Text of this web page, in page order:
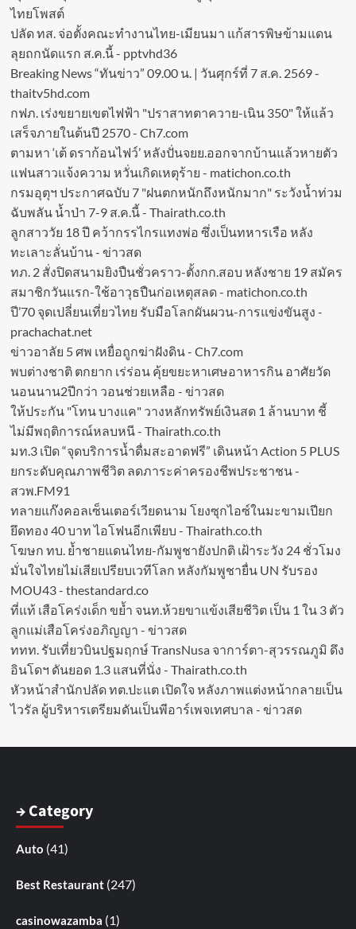
ไทยโพสต์
ปลัด ทส. จ่อตั้งคณะทำงานไทย-เมียนมา แก้สารพิษข้ามแดน
ลุยถกนัดแรก ส.ค.นี้ - pptvhd36
Breaking News “ทันข่าว” 09.00 น. | วันศุกร์ที่ 7 ส.ค. 2569 -
thaitv5hd.com
กฟภ. เร่งขยายเขตไฟฟ้า "ปราสาทตาควาย-เนิน 350" ให้แล้ว
เสร็จภายในต้นปี 2570 - Ch7.com
ตามหา ‘เต้ ดราก้อนไฟว์’ หลังปั่นจยย.ออกจากบ้านแล้วหายตัว
แฟนสาวแจ้งความ หวั่นเกิดเหตุร้าย - matichon.co.th
กรมอุตุฯ ประกาศฉบับ 7 "ฝนตกหนักถึงหนักมาก" ระวังน้ำท่วม
ฉับพลัน น้ำป่า 7-9 ส.ค.นี้ - Thairath.co.th
ลูกสาววัย 18 ปี คว้ากรรไกรแทงพ่อ ซึ่งเป็นทหารเรือ หลัง
ทะเลาะลั่นบ้าน - ข่าวสด
ทภ. 2 สั่งปิดสนามยิงปืนชั่วคราว-ตั้งกก.สอบ หลังชาย 19 สมัคร
สมาชิกวันแรก-ใช้อาวุธปืนก่อเหตุสลด - matichon.co.th
ปี’70 จุดเปลี่ยนเที่ยวไทย รับมือโลกผันผวน-การแข่งขันสูง -
prachachat.net
ข่าวอาลัย 5 ศพ เหยื่อถูกฆ่าฝังดิน - Ch7.com
พบต่างชาติ ตกยาก เร่ร่อน คุ้ยขยะหาเศษอาหารกิน อาศัยวัด
นอนนาน2ปีกว่า วอนช่วยเหลือ - ข่าวสด
ให้ประกัน "โทน บางแค" วางหลักทรัพย์เงินสด 1 ล้านบาท ชี้
ไม่มีพฤติการณ์หลบหนี - Thairath.co.th
มท.3 เปิด “จุดบริการน้ำดื่มสะอาดฟรี” เดินหน้า Action 5 PLUS
ยกระดับคุณภาพชีวิต ลดภาระค่าครองชีพประชาชน -
สวพ.FM91
ทลายแก๊งคอลเซ็นเตอร์เวียดนาม โยงซุกไอซ์ในมะขามเปียก
ยึดทอง 40 บาท ไอโฟนอีกเพียบ - Thairath.co.th
โฆษก ทบ. ย้ำชายแดนไทย-กัมพูชายังปกติ เฝ้าระวัง 24 ชั่วโมง
มั่นใจไทยไม่เสียเปรียบเวทีโลก หลังกัมพูชายื่น UN รับรอง
MOU43 - thestandard.co
ที่แท้ เสือโคร่งเด็ก ขย้ำ จนท.ห้วยขาแข้งเสียชีวิต เป็น 1 ใน 3 ตัว
ลูกแม่เสือโคร่งอภิญญา - ข่าวสด
ททท. รับเที่ยวบินปฐมฤกษ์ TransNusa จาการ์ตา-สุวรรณภูมิ ดึง
อินโดฯ ดันยอด 1.3 แสนที่นั่ง - Thairath.co.th
หัวหน้าสำนักปลัด ทต.ปะแต เปิดใจ หลังภาพแต่งหน้ากลายเป็น
ไวรัล ผู้บริหารเตรียมดันเป็นพีอาร์เพจเทศบาล - ข่าวสด
→ Category
Auto (41)
Best Restaurant (247)
casinowazamba (1)